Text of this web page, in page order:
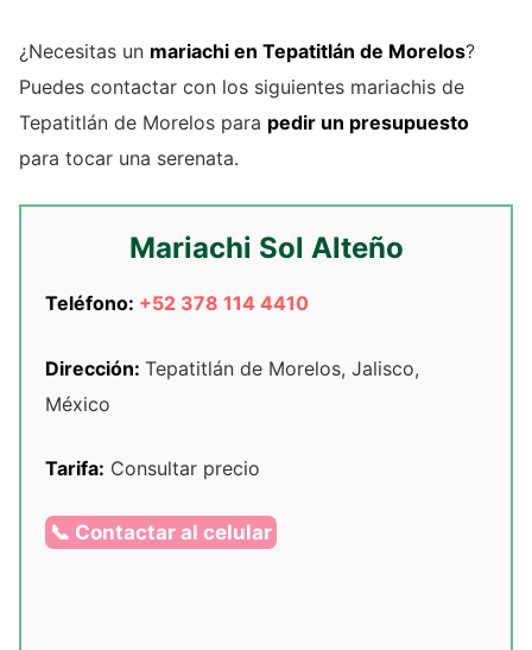
¿Necesitas un mariachi en Tepatitlán de Morelos?
Puedes contactar con los siguientes mariachis de
Tepatitlán de Morelos para pedir un presupuesto
para tocar una serenata.
Mariachi Sol Alteño
Teléfono: +52 378 114 4410
Dirección: Tepatitlán de Morelos, Jalisco,
México
Tarifa: Consultar precio
📞 Contactar al celular